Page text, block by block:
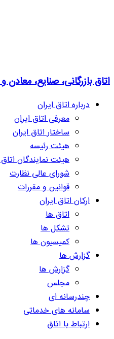
اتاق بازرگانی، صنایع، معادن
درباره اتاق ایران
معرفی اتاق ایران
ساختار اتاق ایران
هیئت رئیسه
هیئت نمایندگان اتاق
شورای عالی نظارت
قوانین و مقررات
ارکان اتاق ایران
اتاق ها
تشکل ها
کمیسیون ها
گزارش ها
گزارش ها
مجلس
چندرسانه ای
سامانه های خدماتی
ارتباط با اتاق